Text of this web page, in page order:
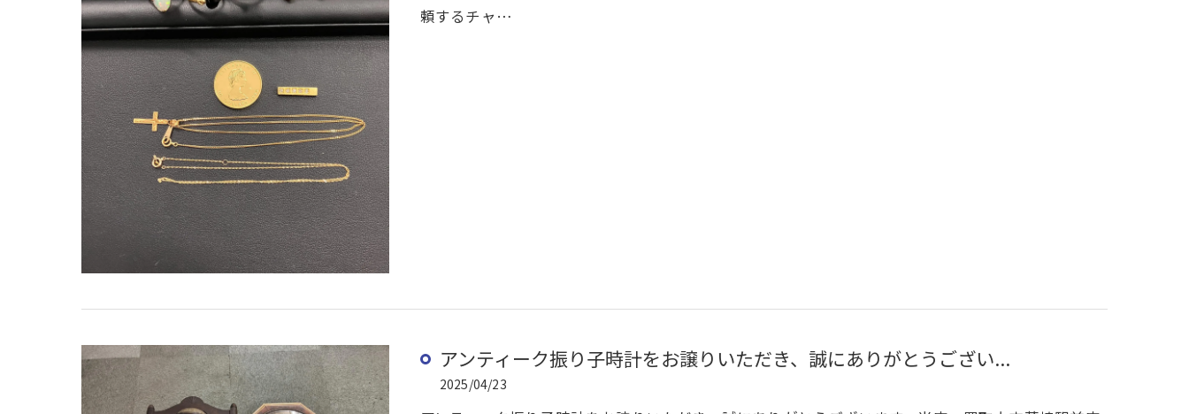
頼するチャ…
アンティーク振り子時計をお譲りいただき、誠にありがとうござい...
2025/04/23